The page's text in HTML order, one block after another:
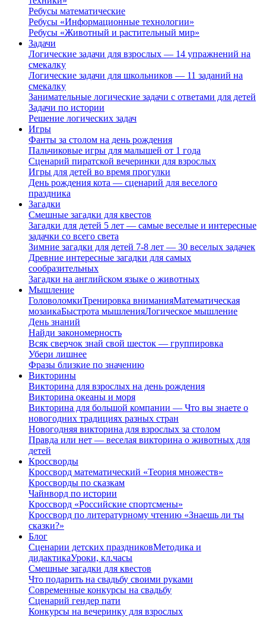
Ребусы математические
Ребусы «Информационные технологии»
Ребусы «Животный и растительный мир»
Задачи
Логические задачи для взрослых — 14 упражнений на
смекалку
Логические задачи для школьников — 11 заданий на
смекалку
Занимательные логические задачи с ответами для детей
Задачи по истории
Решение логических задач
Игры
Фанты за столом на день рождения
Пальчиковые игры для малышей от 1 года
Сценарий пиратской вечеринки для взрослых
Игры для детей во время прогулки
День рождения кота — сценарий для веселого
праздника
Загадки
Смешные загадки для квестов
Загадки для детей 5 лет — самые веселые и интересные
задачки со всего света
Зимние загадки для детей 7-8 лет — 30 веселых задачек
Древние интересные загадки для самых
сообразительных
Загадки на английском языке о животных
Мышление
ГоловоломкиТренировка вниманияМатематическая
мозаикаБыстрота мышленияЛогическое мышление
День знаний
Найди закономерность
Всяк сверчок знай свой шесток — группировка
Убери лишнее
Фразы близкие по значению
Викторины
Викторина для взрослых на день рождения
Викторина океаны и моря
Викторина для большой компании — Что вы знаете о
новогодних традициях разных стран
Новогодняя викторина для взрослых за столом
Правда или нет — веселая викторина о животных для
детей
Кроссворды
Кроссворд математический «Теория множеств»
Кроссворды по сказкам
Чайнворд по истории
Кроссворд «Российские спортсмены»
Кроссворд по литературному чтению «Знаешь ли ты
сказки?»
Блог
Сценарии детских праздниковМетодика и
дидактикаУроки, кл.часы
Смешные загадки для квестов
Что подарить на свадьбу своими руками
Современные конкурсы на свадьбу
Сценарий гендер пати
Конкурсы на вечеринку для взрослых